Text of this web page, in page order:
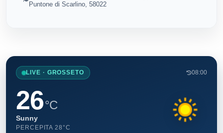
Puntone di Scarlino, 58022
LIVE · GROSSETO 08:00
26°C
Sunny
PERCEPITA 28°C